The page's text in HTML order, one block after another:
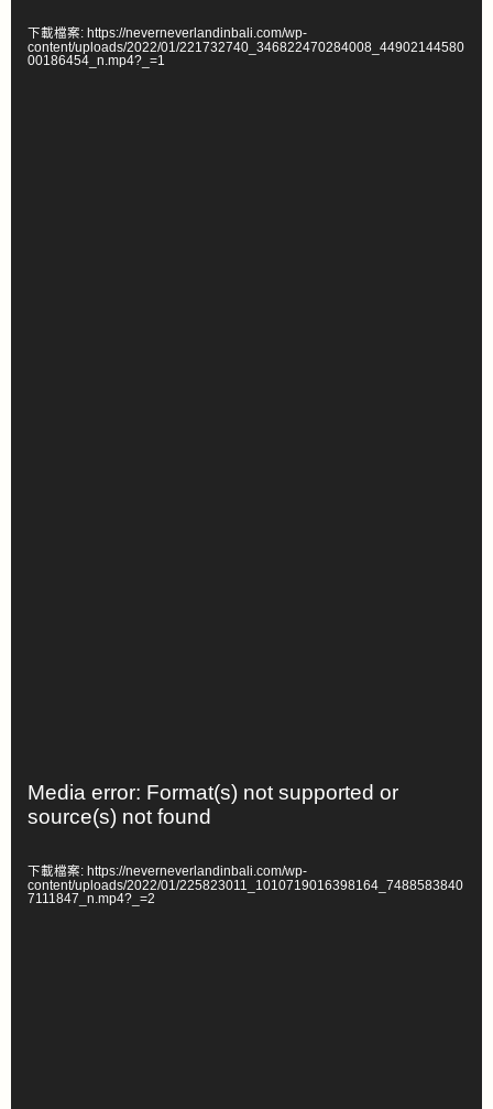
放
下載檔案: https://neverneverlandinbali.com/wp-
content/uploads/2022/01/221732740_346822470284008_44902144580
00186454_n.mp4?_=1
視
訊
放
Media error: Format(s) not supported or
source(s) not found
下載檔案: https://neverneverlandinbali.com/wp-
content/uploads/2022/01/225823011_1010719016398164_7488583840
7111847_n.mp4?_=2